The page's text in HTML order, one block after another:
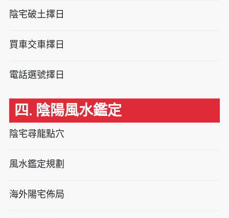
陰宅破土擇日
買車交車擇日
電話選號擇日
四. 陰陽風水鑑定
陰宅尋龍點穴
風水鑑定規劃
海外陽宅佈局